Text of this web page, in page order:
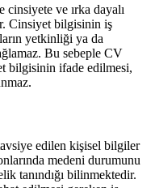
ve ırka dayalı
Cinsiyet bilgisinin iş
yetkinliği ya da
Bu sebeple CV
bilgisinin ifade edilmesi,
edilen kişisel bilgiler
medeni durumunu
tanındığı bilinmektedir.